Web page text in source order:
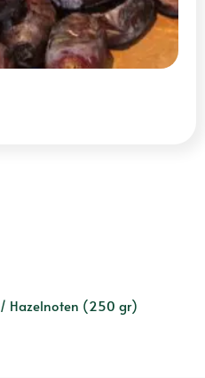
/ Hazelnoten (250 gr)